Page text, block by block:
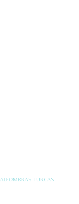
ALFOMBRAS TURCAS